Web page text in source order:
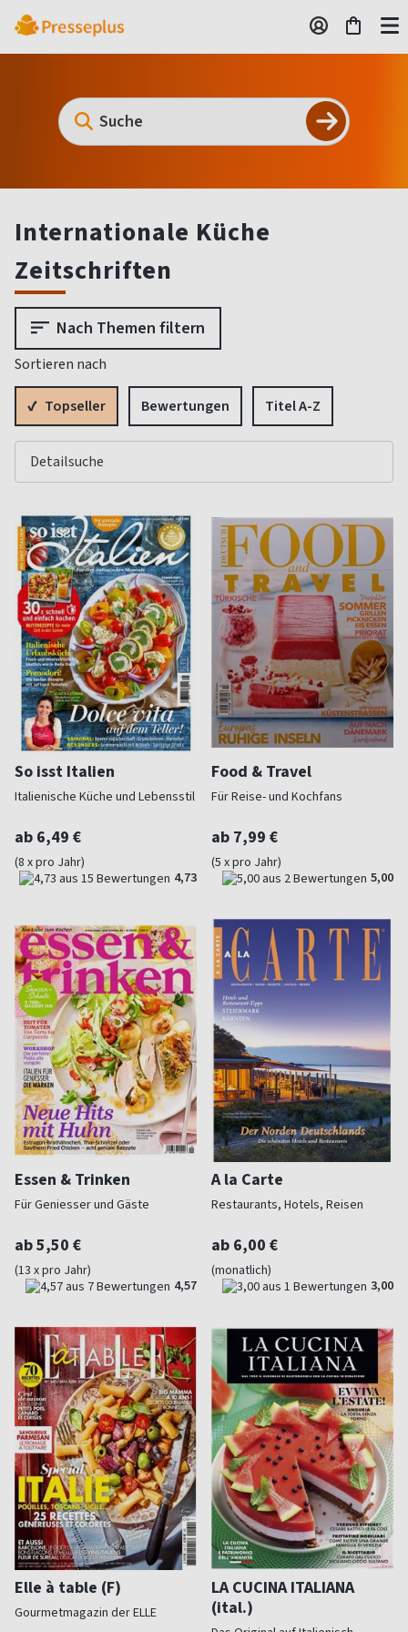
Internationale Küche
Zeitschriften
Nach Themen filtern
Sortieren nach
Topseller Bewertungen Titel A-Z
So isst Italien
Italienische Küche und Lebensstil
ab 6,49 €
(8 x pro Jahr)
4,73
Food & Travel
Für Reise- und Kochfans
ab 7,99 €
(5 x pro Jahr)
5,00
Essen & Trinken
Für Geniesser und Gäste
ab 5,50 €
(13 x pro Jahr)
4,57
A la Carte
Restaurants, Hotels, Reisen
ab 6,00 €
(monatlich)
3,00
Elle à table (F)
Gourmetmagazin der ELLE
LA CUCINA ITALIANA
(ital.)